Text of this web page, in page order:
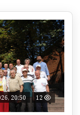
20:50 12